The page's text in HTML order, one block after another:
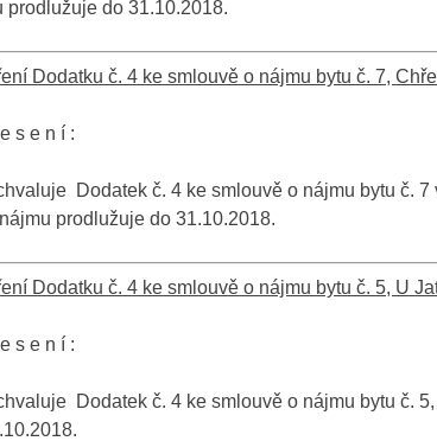
prodlužuje do 31.10.2018.
Dodatku č. 4 ke smlouvě o nájmu bytu č. 7,
s e n í :
Dodatek č. 4 ke smlouvě o nájmu bytu č.
prodlužuje do 31.10.2018.
Dodatku č. 4 ke smlouvě o nájmu bytu č. 5, U
s e n í :
Dodatek č. 4 ke smlouvě o nájmu bytu č.